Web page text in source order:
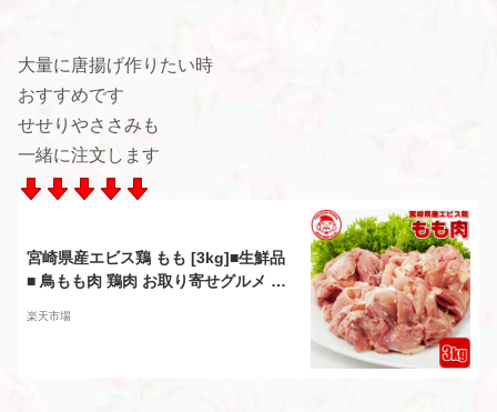
大量に唐揚げ作りたい時
おすすめです
せせりやささみも
一緒に注文します
宮崎県産エビス鶏 もも [3kg]■生鮮品
■ 鳥もも肉 鶏肉 お取り寄せグルメ 肉
【業務用】
楽天市場